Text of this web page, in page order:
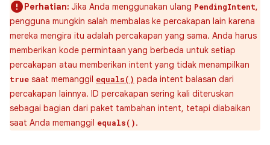
Perhatian: Jika Anda menggunakan ulang PendingIntent,
pengguna mungkin salah membalas ke percakapan lain karena
mereka mengira itu adalah percakapan yang sama. Anda harus
memberikan kode permintaan yang berbeda untuk setiap
percakapan atau memberikan intent yang tidak menampilkan
true saat memanggil equals() pada intent balasan dari
percakapan lainnya. ID percakapan sering kali diteruskan
sebagai bagian dari paket tambahan intent, tetapi diabaikan
saat Anda memanggil equals().